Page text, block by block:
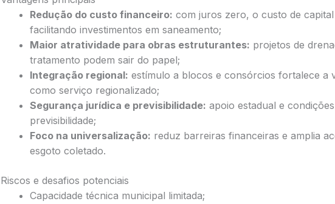
Redução do custo financeiro: com juros zero, o custo de
facilitando investimentos em saneamento;
Maior atratividade para obras estruturantes: projetos de
tratamento podem sair do papel;
Integração regional: estímulo a blocos e consórcios fortalece a
como serviço regionalizado;
Segurança jurídica e previsibilidade: apoio estadual e
previsibilidade;
Foco na universalização: reduz barreiras financeiras e amplia
esgoto coletado.
Riscos e desafios potenciais
Capacidade técnica municipal limitada;